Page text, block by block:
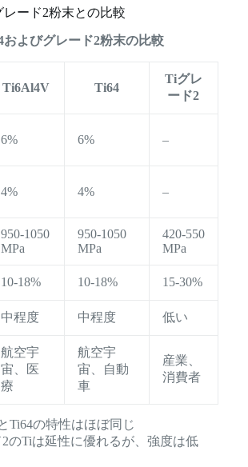
レード2粉末との比較
よびグレード2粉末の比較
Ti6Al4V Ti64
Tiグレ
ード2
6% 6% –
4% 4% –
950-1050
MPa
950-1050
MPa
420-550
MPa
10-18% 10-18% 15-30%
中程度 中程度 低い
航空宇
宙、医
療
航空宇
宙、自動
車
産業、
消費者
Ti64の特性はほぼ同じ
2のTiは延性に優れるが、強度は低